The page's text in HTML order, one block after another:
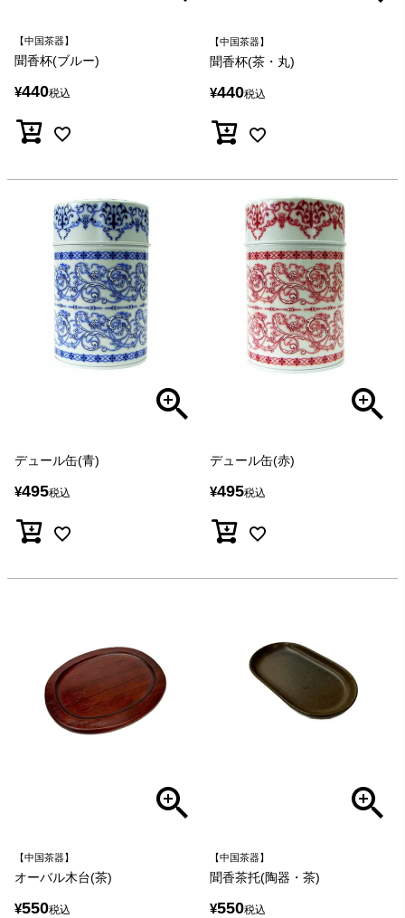
【中国茶器】
聞香杯(ブルー)
¥440税込
【中国茶器】
聞香杯(茶・丸)
¥440税込
デュール缶(青)
¥495税込
デュール缶(赤)
¥495税込
【中国茶器】
オーバル木台(茶)
¥550税込
【中国茶器】
聞香茶托(陶器・茶)
¥550税込